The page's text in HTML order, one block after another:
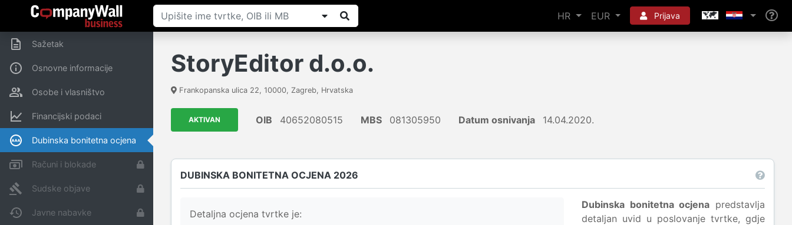
HR EUR Prijava
Sažetak
Osnovne informacije
Osobe i vlasništvo
Financijski podaci
Dubinska bonitetna ocjena
Računi i blokade
Sudske objave
Javne nabavke
StoryEditor d.o.o.
Frankopanska ulica 22, 10000, Zagreb, Hrvatska
AKTIVAN OIB 40652080515 MBS 081305950 Datum osnivanja 14.04.2020.
DUBINSKA BONITETNA OCJENA 2026
Detaljna ocjena tvrtke je:
Dubinska bonitetna ocjena predstavlja
detaljan uvid u poslovanje tvrtke, gdje